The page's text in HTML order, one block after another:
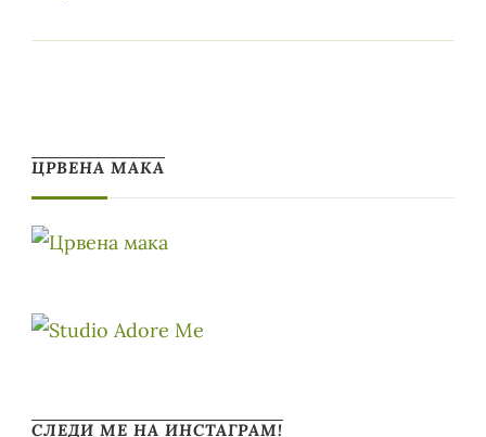
ЦРВЕНА МАКА
СЛЕДИ МЕ НА ИНСТАГРАМ!